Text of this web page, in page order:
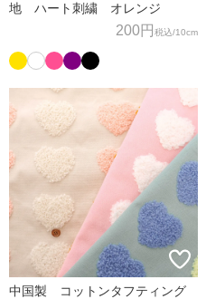
地 ハート刺繍 オレンジ
200円 税込/10cm
中国製 コットンタフティング